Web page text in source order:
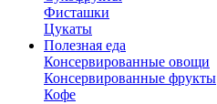
Фисташки
Цукаты
Полезная еда
Консервированные овощи
Консервированные фрукты
Кофе